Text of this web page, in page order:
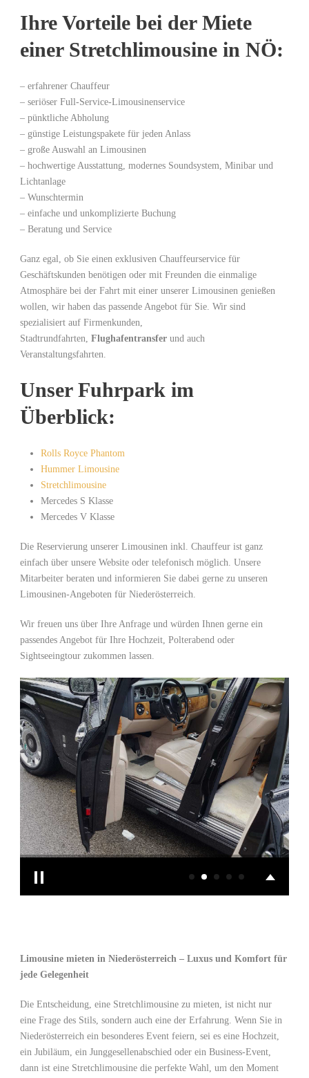
Ihre Vorteile bei der Miete
einer Stretchlimousine in NÖ:
– erfahrener Chauffeur
– seriöser Full-Service-Limousinenservice
– pünktliche Abholung
– günstige Leistungspakete für jeden Anlass
– große Auswahl an Limousinen
– hochwertige Ausstattung, modernes Soundsystem, Minibar und
Lichtanlage
– Wunschtermin
– einfache und unkomplizierte Buchung
– Beratung und Service
Ganz egal, ob Sie einen exklusiven Chauffeurservice für
Geschäftskunden benötigen oder mit Freunden die einmalige
Atmosphäre bei der Fahrt mit einer unserer Limousinen genießen
wollen, wir haben das passende Angebot für Sie. Wir sind
spezialisiert auf Firmenkunden,
Stadtrundfahrten, Flughafentransfer und auch
Veranstaltungsfahrten.
Unser Fuhrpark im
Überblick:
Rolls Royce Phantom
Hummer Limousine
Stretchlimousine
Mercedes S Klasse
Mercedes V Klasse
Die Reservierung unserer Limousinen inkl. Chauffeur ist ganz
einfach über unsere Website oder telefonisch möglich. Unsere
Mitarbeiter beraten und informieren Sie dabei gerne zu unseren
Limousinen-Angeboten für Niederösterreich.
Wir freuen uns über Ihre Anfrage und würden Ihnen gerne ein
passendes Angebot für Ihre Hochzeit, Polterabend oder
Sightseeingtour zukommen lassen.
Limousine mieten in Niederösterreich – Luxus und Komfort für
jede Gelegenheit
Die Entscheidung, eine Stretchlimousine zu mieten, ist nicht nur
eine Frage des Stils, sondern auch eine der Erfahrung. Wenn Sie in
Niederösterreich ein besonderes Event feiern, sei es eine Hochzeit,
ein Jubiläum, ein Junggesellenabschied oder ein Business-Event,
dann ist eine Stretchlimousine die perfekte Wahl, um den Moment